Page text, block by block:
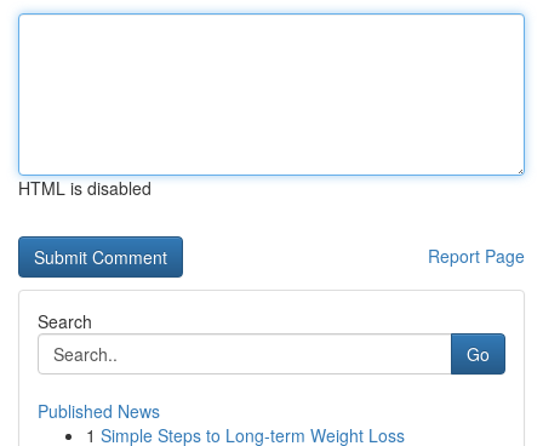
HTML is disabled
Report Page
Search
Go
Published News
1 Simple Steps to Long-term Weight Loss